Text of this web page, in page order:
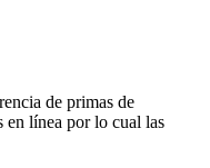
de primas de
en línea por lo cual las